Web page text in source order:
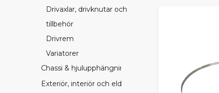
Drivaxlar, drivknutar och
tillbehör
Drivrem
Variatorer
Chassi & hjulupphängning
Exteriör, interiör och eldetaljer